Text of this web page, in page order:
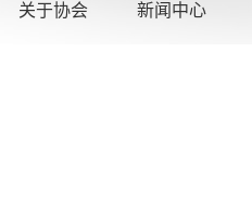
关于协会 新闻中心